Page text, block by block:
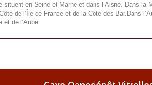
en Seine-et-Marne et dans l’Aisne. Dans
de l’Île de France et de la Côte des Bar.Dans
de l’Aube.